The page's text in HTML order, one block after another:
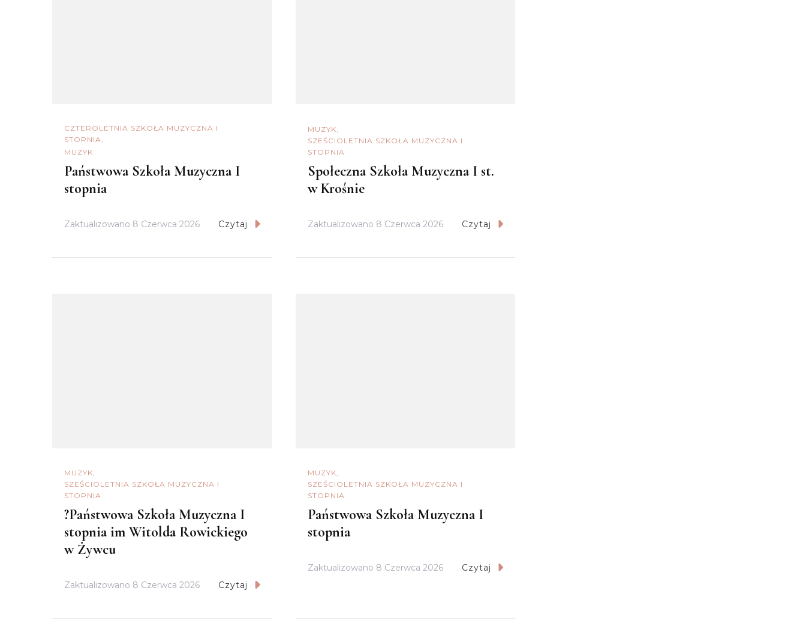
CZTEROLETNIA SZKOŁA MUZYCZNA I
STOPNIA
MUZYK
Państwowa Szkoła Muzyczna I
stopnia
Zaktualizowano 8 Czerwca 2026 Czytaj
MUZYK
SZEŚCIOLETNIA SZKOŁA MUZYCZNA I
STOPNIA
Społeczna Szkoła Muzyczna I st.
w Krośnie
Zaktualizowano 8 Czerwca 2026 Czytaj
MUZYK
SZEŚCIOLETNIA SZKOŁA MUZYCZNA I
STOPNIA
?Państwowa Szkoła Muzyczna I
stopnia im Witolda Rowickiego
w Żywcu
Zaktualizowano 8 Czerwca 2026 Czytaj
MUZYK
SZEŚCIOLETNIA SZKOŁA MUZYCZNA I
STOPNIA
Państwowa Szkoła Muzyczna I
stopnia
Zaktualizowano 8 Czerwca 2026 Czytaj